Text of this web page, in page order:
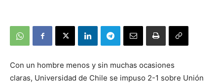
Con un hombre menos y sin muchas ocasiones
claras, Universidad de Chile se impuso 2-1 sobre Unión